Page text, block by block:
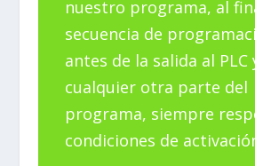
nuestro programa, al
secuencia de
antes de la salida al PLC
cualquier otra parte del
programa, siempre
condiciones de